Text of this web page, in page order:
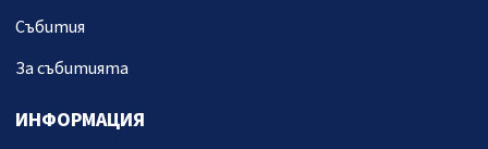
Събития
За събитията
ИНФОРМАЦИЯ